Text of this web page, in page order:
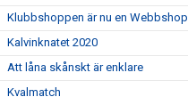
Klubbshoppen är nu en Webbshop
Kalvinknatet 2020
Att låna skånskt är enklare
Kvalmatch